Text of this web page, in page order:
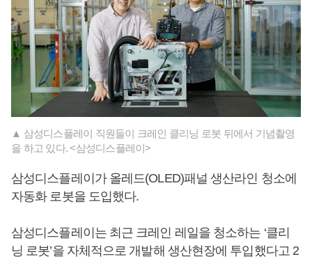
▲ 삼성디스플레이 직원들이 크레인 클리닝 로봇 뒤에서 기념촬영
을 하고 있다. <삼성디스플레이>
삼성디스플레이가 올레드(OLED)패널 생산라인 청소에
자동화 로봇을 도입했다.
삼성디스플레이는 최근 크레인 레일을 청소하는 ‘클리
닝 로봇’을 자체적으로 개발해 생산현장에 투입했다고 2